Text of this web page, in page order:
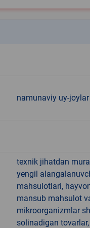
namunaviy uy-
texnik jihatdan
yengil
mahsulotlari,
mansub mahsulot
mikroorganizmlar
solinadigan